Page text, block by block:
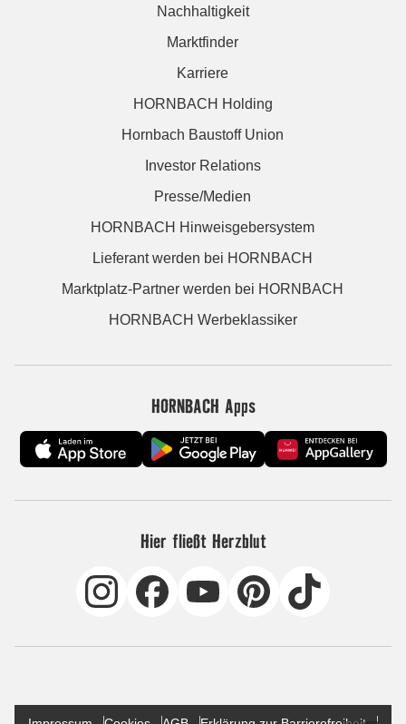
Nachhaltigkeit
Marktfinder
Karriere
HORNBACH Holding
Hornbach Baustoff Union
Investor Relations
Presse/Medien
HORNBACH Hinweisgebersystem
Lieferant werden bei HORNBACH
Marktplatz-Partner werden bei HORNBACH
HORNBACH Werbeklassiker
HORNBACH Apps
Hier fließt Herzblut